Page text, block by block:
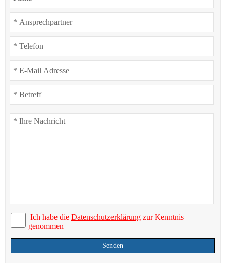
Ich habe die Datenschutzerklärung zur Kenntnis
genommen
Senden